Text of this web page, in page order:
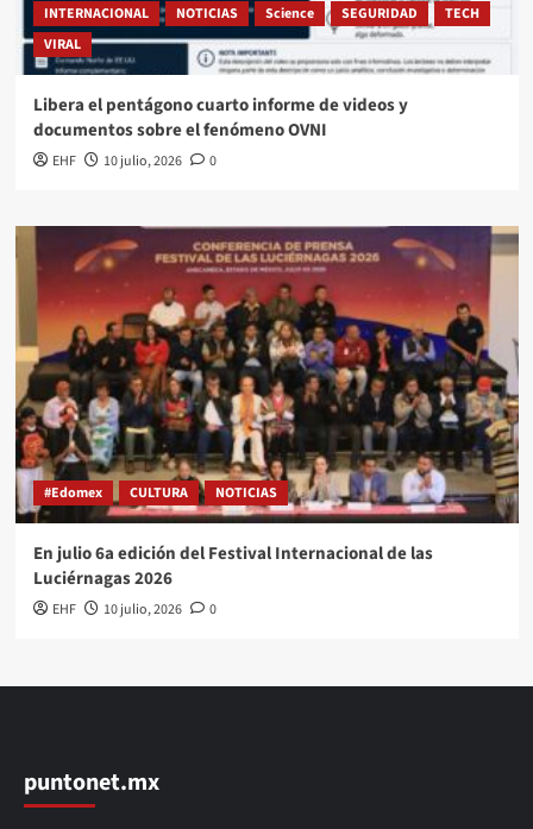
INTERNACIONAL NOTICIAS Science SEGURIDAD
TECH
VIRAL
Libera el pentágono cuarto informe de videos y
documentos sobre el fenómeno OVNI
EHF 10 julio, 2026 0
#Edomex CULTURA NOTICIAS
En julio 6a edición del Festival Internacional de las
Luciérnagas 2026
EHF 10 julio, 2026 0
puntonet.mx